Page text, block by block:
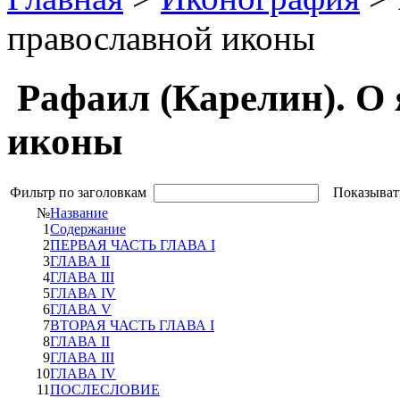
православной иконы
Рафаил (Карелин). О
иконы
Фильтр по заголовкам
№Название
1Содержание
2ПЕРВАЯ ЧАСТЬ ГЛАВА I
3ГЛАВА II
4ГЛАВА III
5ГЛАВА IV
6ГЛАВА V
7ВТОРАЯ ЧАСТЬ ГЛАВА I
8ГЛАВА II
9ГЛАВА III
10ГЛАВА IV
11ПОСЛЕСЛОВИЕ